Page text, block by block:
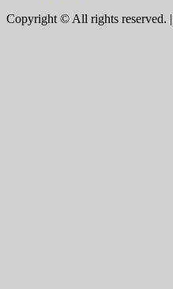
Copyright © All rights reserved. |